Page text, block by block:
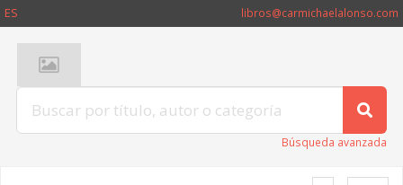
ES libros@carmichaelalonso.com
Búsqueda avanzada